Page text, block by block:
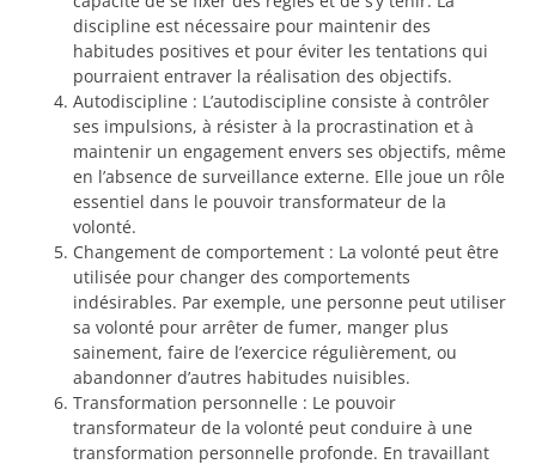
discipline est nécessaire pour maintenir des
habitudes positives et pour éviter les tentations qui
pourraient entraver la réalisation des objectifs.
Autodiscipline : L’autodiscipline consiste à contrôler
ses impulsions, à résister à la procrastination et à
maintenir un engagement envers ses objectifs, même
en l’absence de surveillance externe. Elle joue un rôle
essentiel dans le pouvoir transformateur de la
volonté.
Changement de comportement : La volonté peut être
utilisée pour changer des comportements
indésirables. Par exemple, une personne peut utiliser
sa volonté pour arrêter de fumer, manger plus
sainement, faire de l’exercice régulièrement, ou
abandonner d’autres habitudes nuisibles.
Transformation personnelle : Le pouvoir
transformateur de la volonté peut conduire à une
transformation personnelle profonde. En travaillant